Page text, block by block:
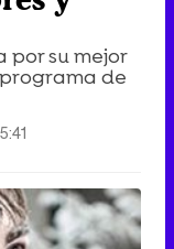
por su mejor
de